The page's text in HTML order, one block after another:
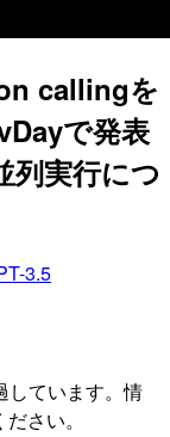
callingを
で発表
実行につ
3.5
しています。情
さい。